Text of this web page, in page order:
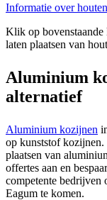
Informatie over
Klik op
laten plaatsen van
Aluminium
alternatief
Aluminium kozijnen
op kunststof kozijnen.
plaatsen van
offertes aan en
competente bedrijven
Eagum te komen.